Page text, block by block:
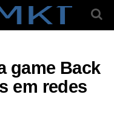
game Back
em redes